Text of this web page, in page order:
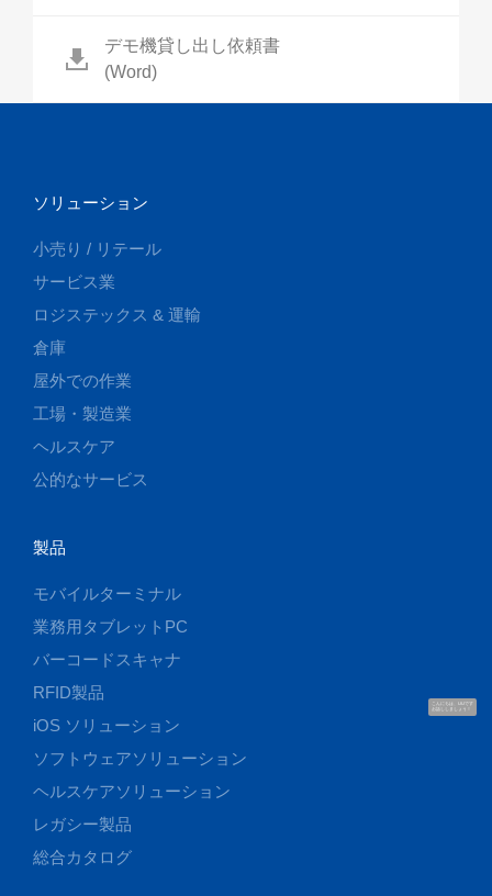
こんにちは、UUです
お話ししましょう！
デモ機貸し出し依頼書
(Word)
ソリューション
小売り / リテール
サービス業
ロジステックス & 運輸
倉庫
屋外での作業
工場・製造業
ヘルスケア
公的なサービス
製品
モバイルターミナル
業務用タブレットPC
バーコードスキャナ
RFID製品
iOS ソリューション
ソフトウェアソリューション
ヘルスケアソリューション
レガシー製品
総合カタログ